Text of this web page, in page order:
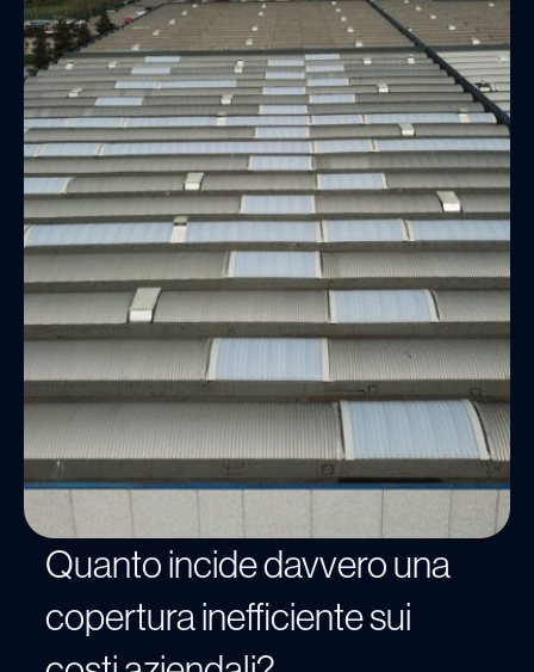
Quanto incide davvero una
copertura inefficiente sui